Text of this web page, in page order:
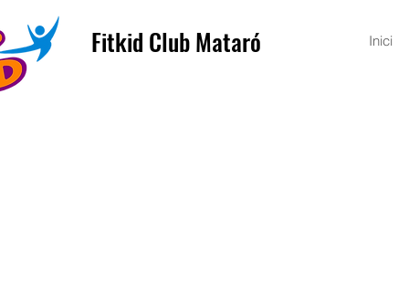
Inici
Fitkid Club Mataró